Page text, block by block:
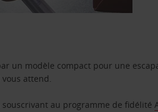
un modèle compact pour une
attend.
souscrivant au programme de fidélité